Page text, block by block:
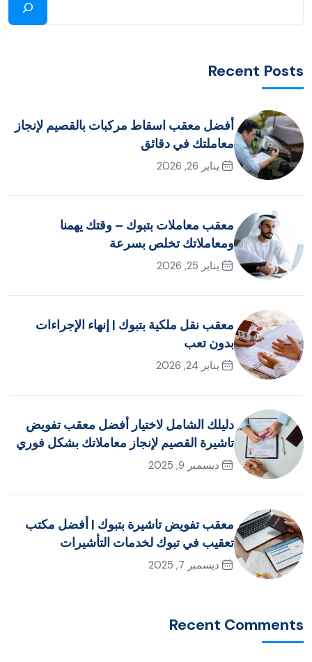
Recent Posts
أفضل معقب اسقاط مركبات بالقصيم لإنجاز
معاملتك في دقائق
يناير 26, 2026
معقب معاملات بتبوك – وقتك يهمنا
ومعاملاتك تخلص بسرعة
يناير 25, 2026
معقب نقل ملكية بتبوك | إنهاء الإجراءات
بدون تعب
يناير 24, 2026
دليلك الشامل لاختيار أفضل معقب تفويض
تاشيرة القصيم لإنجاز معاملاتك بشكل فوري
ديسمبر 9, 2025
معقب تفويض تاشيرة بتبوك | أفضل مكتب
تعقيب في تبوك لخدمات التأشيرات
ديسمبر 7, 2025
Recent Comments